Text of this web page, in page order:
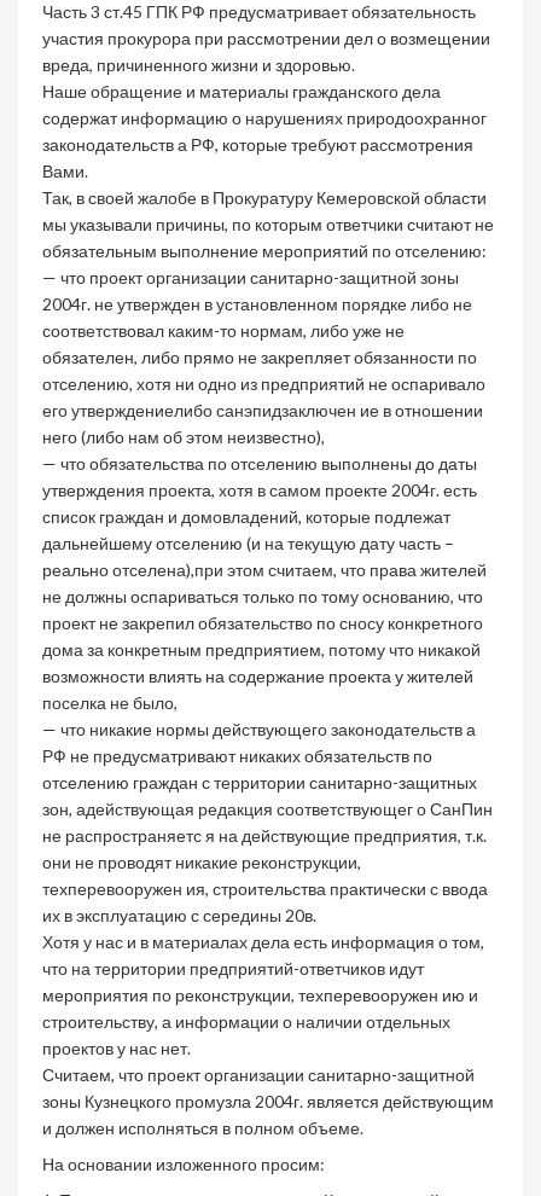
Часть 3 ст.45 ГПК РФ предусматривает обязательность
участия прокурора при рассмотрении дел о возмещении
вреда, причиненного жизни и здоровью.
Наше обращение и материалы гражданского дела
содержат информацию о нарушениях природоохранног
законодательств а РФ, которые требуют рассмотрения
Вами.
Так, в своей жалобе в Прокуратуру Кемеровской области
мы указывали причины, по которым ответчики считают не
обязательным выполнение мероприятий по отселению:
— что проект организации санитарно-защитной зоны
2004г. не утвержден в установленном порядке либо не
соответствовал каким-то нормам, либо уже не
обязателен, либо прямо не закрепляет обязанности по
отселению, хотя ни одно из предприятий не оспаривало
его утверждениелибо санэпидзаключен ие в отношении
него (либо нам об этом неизвестно),
— что обязательства по отселению выполнены до даты
утверждения проекта, хотя в самом проекте 2004г. есть
список граждан и домовладений, которые подлежат
дальнейшему отселению (и на текущую дату часть –
реально отселена),при этом считаем, что права жителей
не должны оспариваться только по тому основанию, что
проект не закрепил обязательство по сносу конкретного
дома за конкретным предприятием, потому что никакой
возможности влиять на содержание проекта у жителей
поселка не было,
— что никакие нормы действующего законодательств а
РФ не предусматривают никаких обязательств по
отселению граждан с территории санитарно-защитных
зон, адействующая редакция соответствующег о СанПин
не распространяетс я на действующие предприятия, т.к.
они не проводят никакие реконструкции,
техперевооружен ия, строительства практически с ввода
их в эксплуатацию с середины 20в.
Хотя у нас и в материалах дела есть информация о том,
что на территории предприятий-ответчиков идут
мероприятия по реконструкции, техперевооружен ию и
строительству, а информации о наличии отдельных
проектов у нас нет.
Считаем, что проект организации санитарно-защитной
зоны Кузнецкого промузла 2004г. является действующим
и должен исполняться в полном объеме.
На основании изложенного просим: